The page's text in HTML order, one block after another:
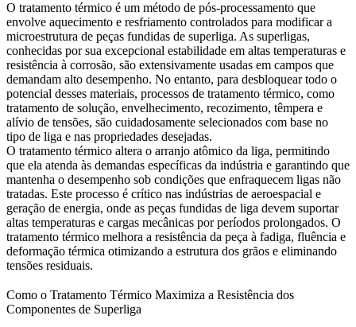
O tratamento térmico é um método de pós-processamento que
envolve aquecimento e resfriamento controlados para modificar a
microestrutura de peças fundidas de superliga. As superligas,
conhecidas por sua excepcional estabilidade em altas temperaturas e
resistência à corrosão, são extensivamente usadas em campos que
demandam alto desempenho. No entanto, para desbloquear todo o
potencial desses materiais, processos de tratamento térmico, como
tratamento de solução, envelhecimento, recozimento, têmpera e
alívio de tensões, são cuidadosamente selecionados com base no
tipo de liga e nas propriedades desejadas.
O tratamento térmico altera o arranjo atômico da liga, permitindo
que ela atenda às demandas específicas da indústria e garantindo que
mantenha o desempenho sob condições que enfraquecem ligas não
tratadas. Este processo é crítico nas indústrias de aeroespacial e
geração de energia, onde as peças fundidas de liga devem suportar
altas temperaturas e cargas mecânicas por períodos prolongados. O
tratamento térmico melhora a resistência da peça à fadiga, fluência e
deformação térmica otimizando a estrutura dos grãos e eliminando
tensões residuais.
Como o Tratamento Térmico Maximiza a Resistência dos
Componentes de Superliga